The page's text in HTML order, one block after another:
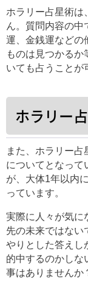
ホラリー占星術は
ん。質問内容の中
運、金銭運などの
ものは見つかる
いても占うことが
ホラリー
また、ホラリー
についてとなって
が、大体1年以内
っています。
実際に人々が気に
先の未来ではない
やりとした答えし
的中するのかし
事はありませんか